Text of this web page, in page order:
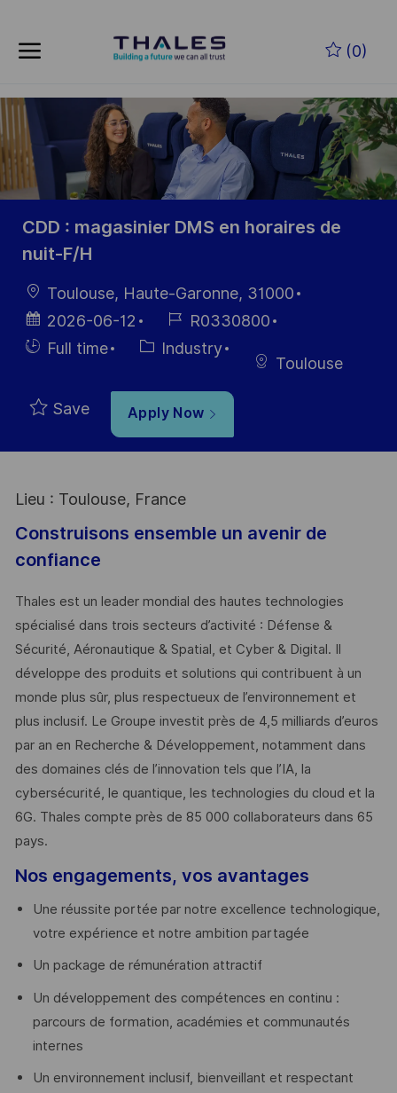
(0)
-
CDD : magasinier DMS en horaires de
nuit-F/H
LocationToulouse, Haute-Garonne, 31000
Posted
Date
2026-06-12
Job
Id
R0330800
HiringFull time Category
Industry
Toulouse
Save Apply Now
Lieu : Toulouse, France
Construisons ensemble un avenir de
confiance
Thales est un leader mondial des hautes technologies
spécialisé dans trois secteurs d’activité : Défense &
Sécurité, Aéronautique & Spatial, et Cyber & Digital. Il
développe des produits et solutions qui contribuent à un
monde plus sûr, plus respectueux de l’environnement et
plus inclusif. Le Groupe investit près de 4,5 milliards d’euros
par an en Recherche & Développement, notamment dans
des domaines clés de l’innovation tels que l’IA, la
cybersécurité, le quantique, les technologies du cloud et la
6G. Thales compte près de 85 000 collaborateurs dans 65
pays. ​
Nos engagements, vos avantages
Une réussite portée par notre excellence technologique,
votre expérience et notre ambition partagée
Un package de rémunération attractif
Un développement des compétences en continu :
parcours de formation, académies et communautés
internes
Un environnement inclusif, bienveillant et respectant